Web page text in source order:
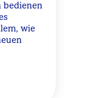
bedienen
wie